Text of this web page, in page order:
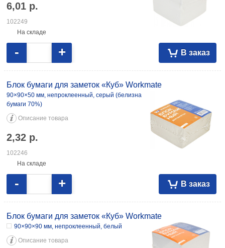
6,01 р.
102249
На складе
В заказ
- +
Блок бумаги для заметок «Куб» Workmate
90×90×50 мм, непроклеенный, серый (белизна
бумаги 70%)
Описание товара
2,32 р.
102246
На складе
В заказ
- +
Блок бумаги для заметок «Куб» Workmate
90×90×90 мм, непроклеенный, белый
Описание товара